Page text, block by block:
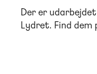
Der er
Lydret. Find